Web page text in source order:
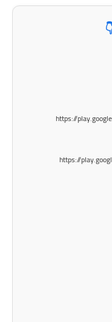
الابتدائية
https://
https://